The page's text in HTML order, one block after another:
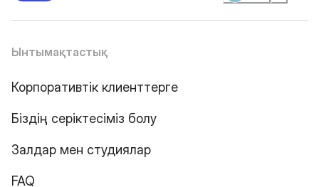
Ынтымақтастық
Корпоративтік клиенттерге
Біздің серіктесіміз болу
Залдар мен студиялар
FAQ